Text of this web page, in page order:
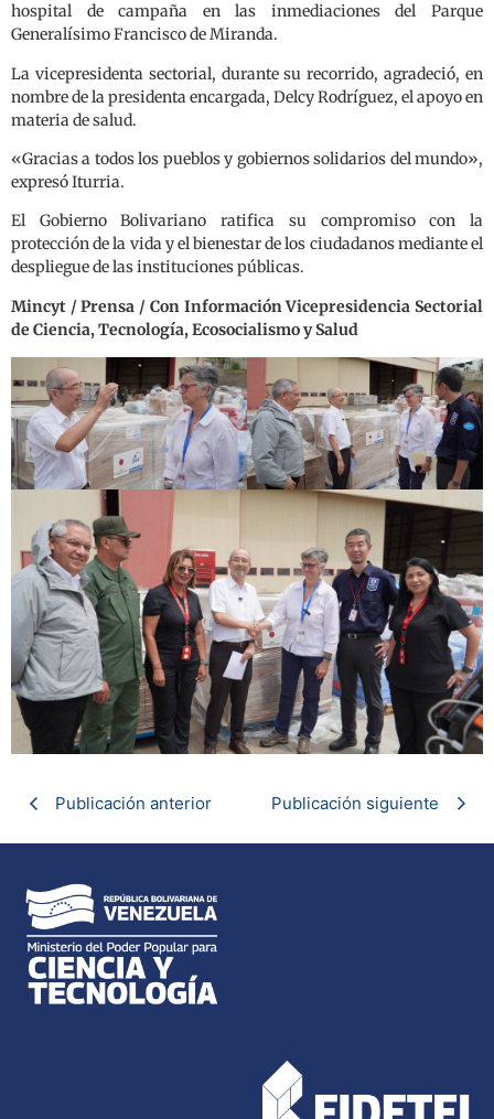
hospital de campaña en las inmediaciones del Parque
Generalísimo Francisco de Miranda.
La vicepresidenta sectorial, durante su recorrido, agradeció, en
nombre de la presidenta encargada, Delcy Rodríguez, el apoyo en
materia de salud.
«Gracias a todos los pueblos y gobiernos solidarios del mundo»,
expresó Iturria.
El Gobierno Bolivariano ratifica su compromiso con la
protección de la vida y el bienestar de los ciudadanos mediante el
despliegue de las instituciones públicas.
Mincyt / Prensa / Con Información Vicepresidencia Sectorial
de Ciencia, Tecnología, Ecosocialismo y Salud
Publicación anterior Publicación siguiente